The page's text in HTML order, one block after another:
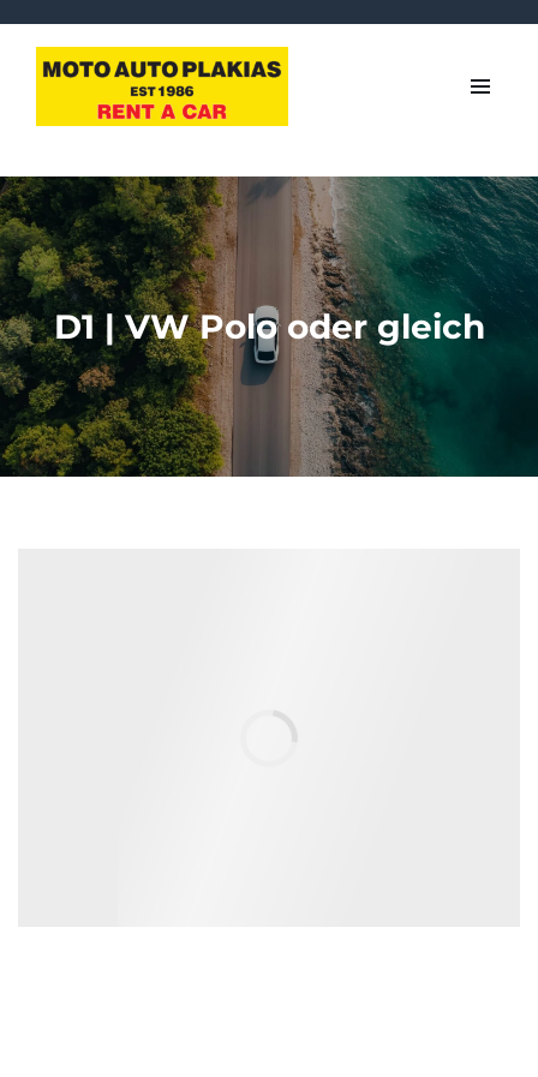
D1 | VW Polo oder gleich